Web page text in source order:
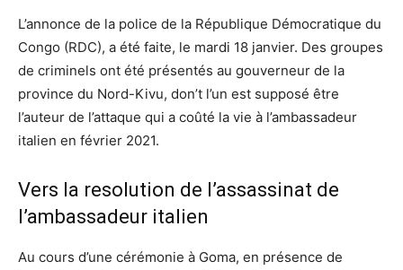
L’annonce de la police de la République Démocratique du
Congo (RDC), a été faite, le mardi 18 janvier. Des groupes
de criminels ont été présentés au gouverneur de la
province du Nord-Kivu, don’t l’un est supposé être
l’auteur de l’attaque qui a coûté la vie à l’ambassadeur
italien en février 2021.
Vers la resolution de l’assassinat de
l’ambassadeur italien
Au cours d’une cérémonie à Goma, en présence de